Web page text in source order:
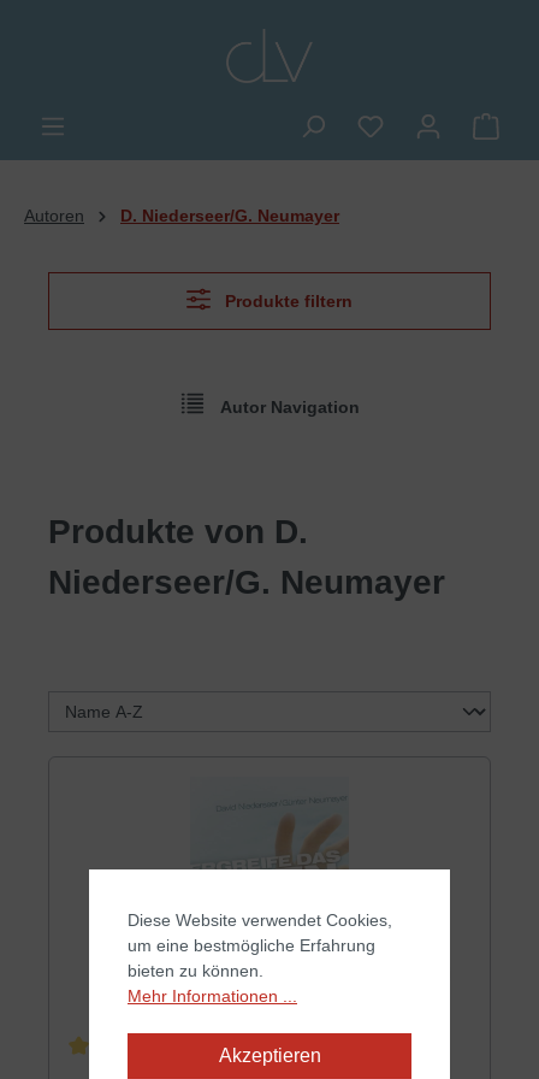
Du hast 0
Autoren D. Niederseer/G. Neumayer
Produkte filtern
Autor Navigation
Produkte von D.
Niederseer/G. Neumayer
Diese Website verwendet Cookies,
um eine bestmögliche Erfahrung
bieten zu können.
Mehr Informationen ...
Akzeptieren